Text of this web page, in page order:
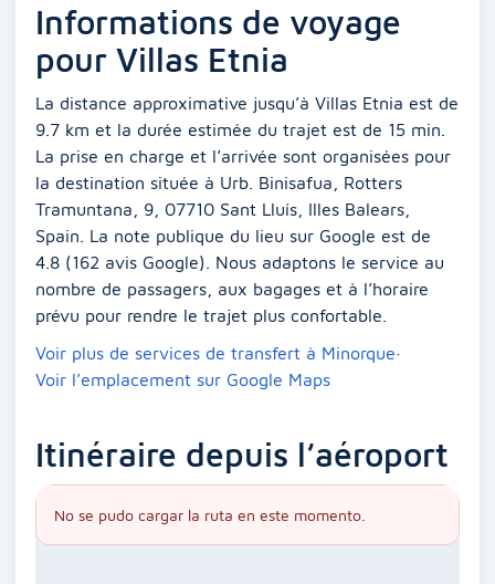
Informations de voyage
pour Villas Etnia
La distance approximative jusqu’à Villas Etnia est de
9.7 km et la durée estimée du trajet est de 15 min.
La prise en charge et l’arrivée sont organisées pour
la destination située à Urb. Binisafua, Rotters
Tramuntana, 9, 07710 Sant Lluís, Illes Balears,
Spain. La note publique du lieu sur Google est de
4.8 (162 avis Google). Nous adaptons le service au
nombre de passagers, aux bagages et à l’horaire
prévu pour rendre le trajet plus confortable.
Voir plus de services de transfert à Minorque·
Voir l’emplacement sur Google Maps
Itinéraire depuis l’aéroport
No se pudo cargar la ruta en este momento.